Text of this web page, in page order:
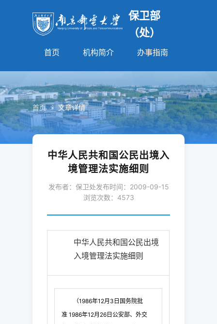
保卫部
（处）
首页 机构简介 办事指南
首页 > 文章详情
中华人民共和国公民出境入
境管理法实施细则
发布者：保卫处发布时间：2009-09-15
浏览次数： 4573
中华人民共和国公民出境
入境管理法实施细则
（1986年12月 3 日 国务院批
准 1986年12月 26 日公安部、外交